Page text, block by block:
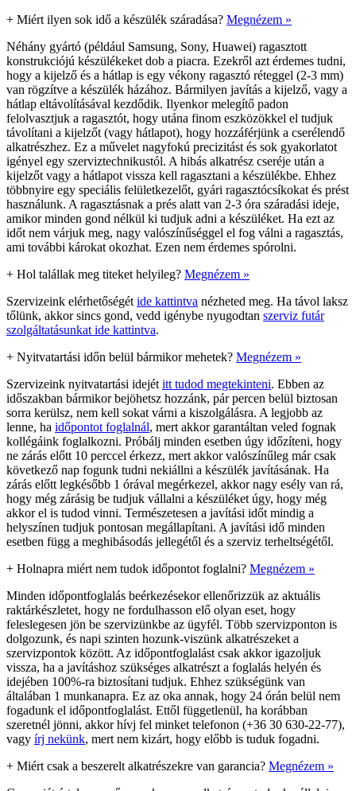
+ Miért ilyen sok idő a készülék száradása? Megnézem »
Néhány gyártó (például Samsung, Sony, Huawei) ragasztott
konstrukciójú készülékeket dob a piacra. Ezekről azt érdemes tudni,
hogy a kijelző és a hátlap is egy vékony ragasztó réteggel (2-3 mm)
van rögzítve a készülék házához. Bármilyen javítás a kijelző, vagy a
hátlap eltávolításával kezdődik. Ilyenkor melegítő padon
felolvasztjuk a ragasztót, hogy utána finom eszközökkel el tudjuk
távolítani a kijelzőt (vagy hátlapot), hogy hozzáférjünk a cserélendő
alkatrészhez. Ez a művelet nagyfokú precizitást és sok gyakorlatot
igényel egy szerviztechnikustól. A hibás alkatrész cseréje után a
kijelzőt vagy a hátlapot vissza kell ragasztani a készülékbe. Ehhez
többnyire egy speciális felületkezelőt, gyári ragasztócsíkokat és prést
használunk. A ragasztásnak a prés alatt van 2-3 óra száradási ideje,
amikor minden gond nélkül ki tudjuk adni a készüléket. Ha ezt az
időt nem várjuk meg, nagy valószínűséggel el fog válni a ragasztás,
ami további károkat okozhat. Ezen nem érdemes spórolni.
+ Hol talállak meg titeket helyileg? Megnézem »
Szervizeink elérhetőségét ide kattintva nézheted meg. Ha távol laksz
tőlünk, akkor sincs gond, vedd igénybe nyugodtan szerviz futár
szolgáltatásunkat ide kattintva.
+ Nyitvatartási időn belül bármikor mehetek? Megnézem »
Szervizeink nyitvatartási idejét itt tudod megtekinteni. Ebben az
időszakban bármikor bejöhetsz hozzánk, pár percen belül biztosan
sorra kerülsz, nem kell sokat várni a kiszolgálásra. A legjobb az
lenne, ha időpontot foglalnál, mert akkor garantáltan veled fognak
kollégáink foglalkozni. Próbálj minden esetben úgy időzíteni, hogy
ne zárás előtt 10 perccel érkezz, mert akkor valószínűleg már csak
következő nap fogunk tudni nekiállni a készülék javításának. Ha
zárás előtt legkésőbb 1 órával megérkezel, akkor nagy esély van rá,
hogy még zárásig be tudjuk vállalni a készüléket úgy, hogy még
akkor el is tudod vinni. Természetesen a javítási időt mindig a
helyszínen tudjuk pontosan megállapítani. A javítási idő minden
esetben függ a meghibásodás jellegétől és a szerviz terheltségétől.
+ Holnapra miért nem tudok időpontot foglalni? Megnézem »
Minden időpontfoglalás beérkezésekor ellenőrizzük az aktuális
raktárkészletet, hogy ne fordulhasson elő olyan eset, hogy
feleslegesen jön be szervizünkbe az ügyfél. Több szervizponton is
dolgozunk, és napi szinten hozunk-viszünk alkatrészeket a
szervizpontok között. Az időpontfoglalást csak akkor igazoljuk
vissza, ha a javításhoz szükséges alkatrészt a foglalás helyén és
idejében 100%-ra biztosítani tudjuk. Ehhez szükségünk van
általában 1 munkanapra. Ez az oka annak, hogy 24 órán belül nem
fogadunk el időpontfoglalást. Ettől függetlenül, ha korábban
szeretnél jönni, akkor hívj fel minket telefonon (+36 30 630-22-77),
vagy írj nekünk, mert nem kizárt, hogy előbb is tuduk fogadni.
+ Miért csak a beszerelt alkatrészekre van garancia? Megnézem »